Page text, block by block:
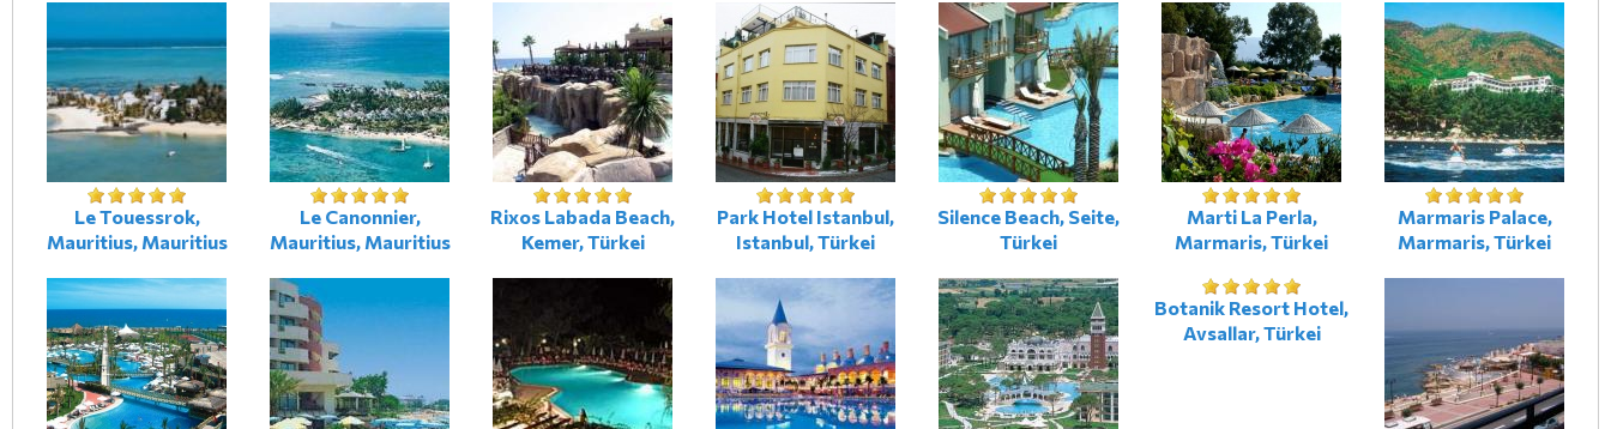
Le Touessrok,
Mauritius, Mauritius
Le Canonnier,
Mauritius, Mauritius
Rixos Labada Beach,
Kemer, Türkei
Park Hotel Istanbul,
Istanbul, Türkei
Silence Beach, Seite,
Türkei
Marti La Perla,
Marmaris, Türkei
Marmaris Palace,
Marmaris, Türkei
Botanik Resort Hotel,
Avsallar, Türkei